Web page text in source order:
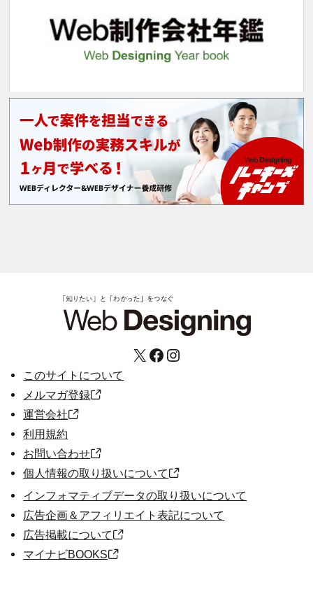
X Facebook Instagram
このサイトについて
メルマガ登録
運営会社
利用規約
お問い合わせ
個人情報の取り扱いについて
インフォマティブデータの取り扱いについて
広告企画＆アフィリエイト表記について
広告掲載について
マイナビBOOKS